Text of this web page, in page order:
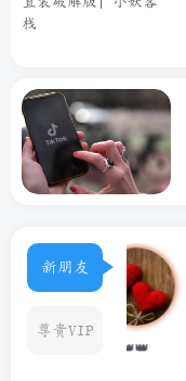
新朋友
尊贵VIP